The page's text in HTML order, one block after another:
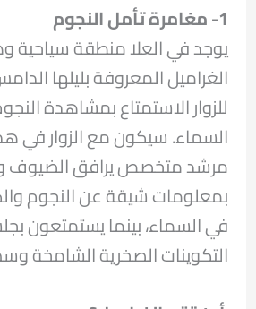
1- مغامرة تأمل النجوم
يوجد في العلا منطقة
الغراميل المعروفة بليلها
للزوار الاستمتاع بمشاهدة
السماء. سيكون مع الزوار في
مرشد متخصص يرافق الضيوف
بمعلومات شيقة عن النجوم
في السماء، بينما يستمتعون
التكوينات الصخرية الشامخة